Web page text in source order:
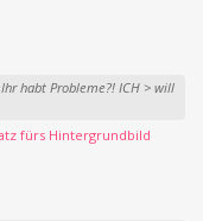
habt Probleme?! ICH > will
fürs Hintergrundbild